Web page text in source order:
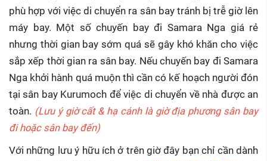
phù hợp với việc di chuyển ra sân bay tránh bị trễ giờ lên
máy bay. Một số chuyến bay đi Samara Nga giá rẻ
nhưng thời gian bay sớm quá sẽ gây khó khăn cho việc
sắp xếp thời gian ra sân bay. Nếu chuyến bay đi Samara
Nga khởi hành quá muộn thì cần có kế hoạch người đón
tại sân bay Kurumoch để việc di chuyển về nhà được an
toàn. (Lưu ý giờ cất & hạ cánh là giờ địa phương sân bay
đi hoặc sân bay đến)
Với những lưu ý hữu ích ở trên giờ đây bạn chỉ cần dành